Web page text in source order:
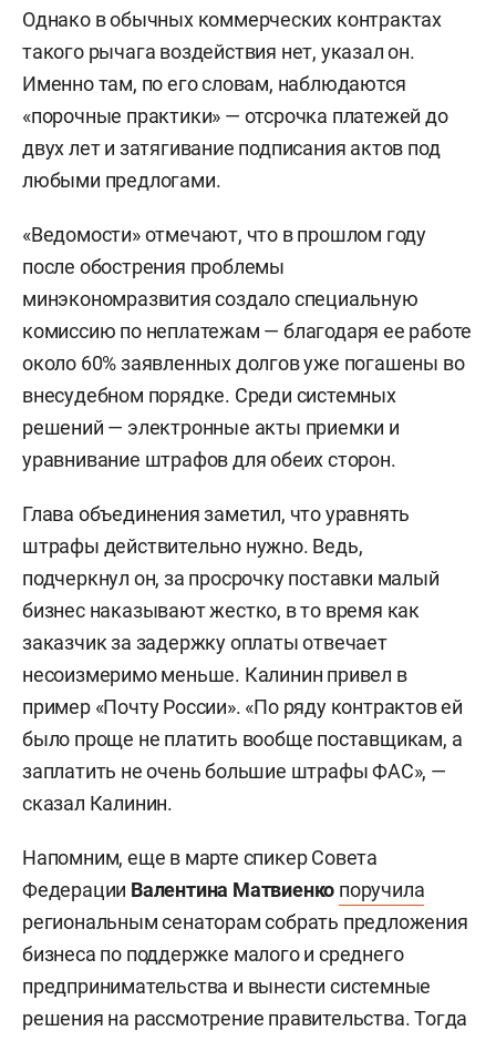
Однако в обычных коммерческих контрактах
такого рычага воздействия нет, указал он.
Именно там, по его словам, наблюдаются
«порочные практики» — отсрочка платежей до
двух лет и затягивание подписания актов под
любыми предлогами.
«Ведомости» отмечают, что в прошлом году
после обострения проблемы
минэкономразвития создало специальную
комиссию по неплатежам — благодаря ее работе
около 60% заявленных долгов уже погашены во
внесудебном порядке. Среди системных
решений — электронные акты приемки и
уравнивание штрафов для обеих сторон.
Глава объединения заметил, что уравнять
штрафы действительно нужно. Ведь,
подчеркнул он, за просрочку поставки малый
бизнес наказывают жестко, в то время как
заказчик за задержку оплаты отвечает
несоизмеримо меньше. Калинин привел в
пример «Почту России». «По ряду контрактов ей
было проще не платить вообще поставщикам, а
заплатить не очень большие штрафы ФАС», —
сказал Калинин.
Напомним, еще в марте спикер Совета
Федерации Валентина Матвиенко поручила
региональным сенаторам собрать предложения
бизнеса по поддержке малого и среднего
предпринимательства и вынести системные
решения на рассмотрение правительства. Тогда